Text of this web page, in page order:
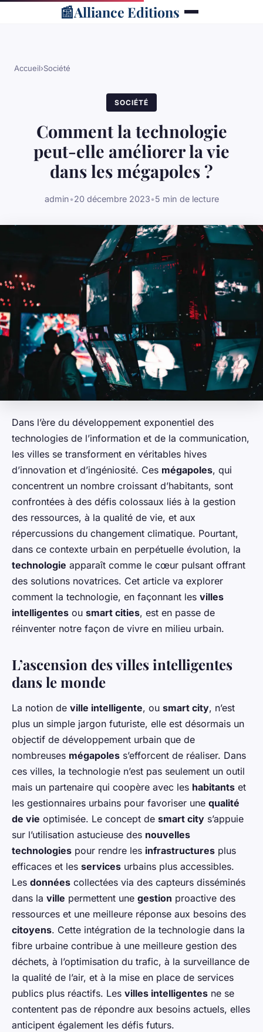
📰Alliance Editions
Accueil›Société
SOCIÉTÉ
Comment la technologie
peut-elle améliorer la vie
dans les mégapoles ?
admin•20 décembre 2023•5 min de lecture
Dans l’ère du développement exponentiel des
technologies de l’information et de la communication,
les villes se transforment en véritables hives
d’innovation et d’ingéniosité. Ces mégapoles, qui
concentrent un nombre croissant d’habitants, sont
confrontées à des défis colossaux liés à la gestion
des ressources, à la qualité de vie, et aux
répercussions du changement climatique. Pourtant,
dans ce contexte urbain en perpétuelle évolution, la
technologie apparaît comme le cœur pulsant offrant
des solutions novatrices. Cet article va explorer
comment la technologie, en façonnant les villes
intelligentes ou smart cities, est en passe de
réinventer notre façon de vivre en milieu urbain.
L’ascension des villes intelligentes
dans le monde
La notion de ville intelligente, ou smart city, n’est
plus un simple jargon futuriste, elle est désormais un
objectif de développement urbain que de
nombreuses mégapoles s’efforcent de réaliser. Dans
ces villes, la technologie n’est pas seulement un outil
mais un partenaire qui coopère avec les habitants et
les gestionnaires urbains pour favoriser une qualité
de vie optimisée. Le concept de smart city s’appuie
sur l’utilisation astucieuse des nouvelles
technologies pour rendre les infrastructures plus
efficaces et les services urbains plus accessibles.
Les données collectées via des capteurs disséminés
dans la ville permettent une gestion proactive des
ressources et une meilleure réponse aux besoins des
citoyens. Cette intégration de la technologie dans la
fibre urbaine contribue à une meilleure gestion des
déchets, à l’optimisation du trafic, à la surveillance de
la qualité de l’air, et à la mise en place de services
publics plus réactifs. Les villes intelligentes ne se
contentent pas de répondre aux besoins actuels, elles
anticipent également les défis futurs.